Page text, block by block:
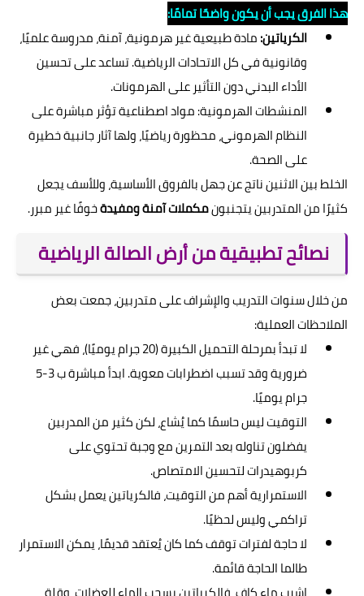
هذا الفرق يجب أن يكون واضحًا تمامًا:
الكرياتين:مادة طبيعية غير هرمونية، آمنة، مدروسة علميًا،
وقانونية في كل الاتحادات الرياضية. تساعد على تحسين
الأداء البدني دون التأثير على الهرمونات.
المنشطات الهرمونية: مواد اصطناعية تؤثر مباشرة على
النظام الهرموني، محظورة رياضيًا، ولها آثار جانبية خطيرة
على الصحة.
الخلط بين الاثنين ناتج عن جهل بالفروق الأساسية، وللأسف يجعل
كثيرًا من المتدربين يتجنبونمكملات آمنة ومفيدةخوفًا غير مبرر.
نصائح تطبيقية من أرض الصالة الرياضية
من خلال سنوات التدريب والإشراف على متدربين، جمعت بعض
الملاحظات العملية:
لا تبدأ بمرحلة التحميل الكبيرة (20 جرام يوميًا)، فهي غير
ضرورية وقد تسبب اضطرابات معوية. ابدأ مباشرة ب 3-5
جرام يوميًا.
التوقيت ليس حاسمًا كما يُشاع، لكن كثير من المدربين
يفضلون تناوله بعد التمرين مع وجبة تحتوي على
كربوهيدرات لتحسين الامتصاص.
الاستمرارية أهم من التوقيت، فالكرياتين يعمل بشكل
تراكمي وليس لحظيًا.
لا حاجة لفترات توقف كما كان يُعتقد قديمًا، يمكن الاستمرار
طالما الحاجة قائمة.